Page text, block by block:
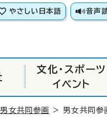
やさしい日本語 音声
文化・スポーツ
イベント
男女共同参画 > 男女共同参